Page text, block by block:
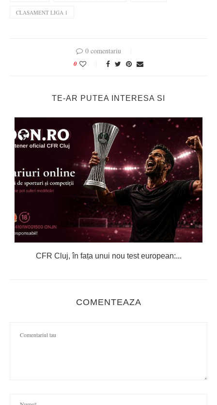
CLASAMENT LIGA 1
0 comentariu
0
TE-AR PUTEA INTERESA SI
CFR Cluj, în fața unui nou test european:...
COMENTEAZA